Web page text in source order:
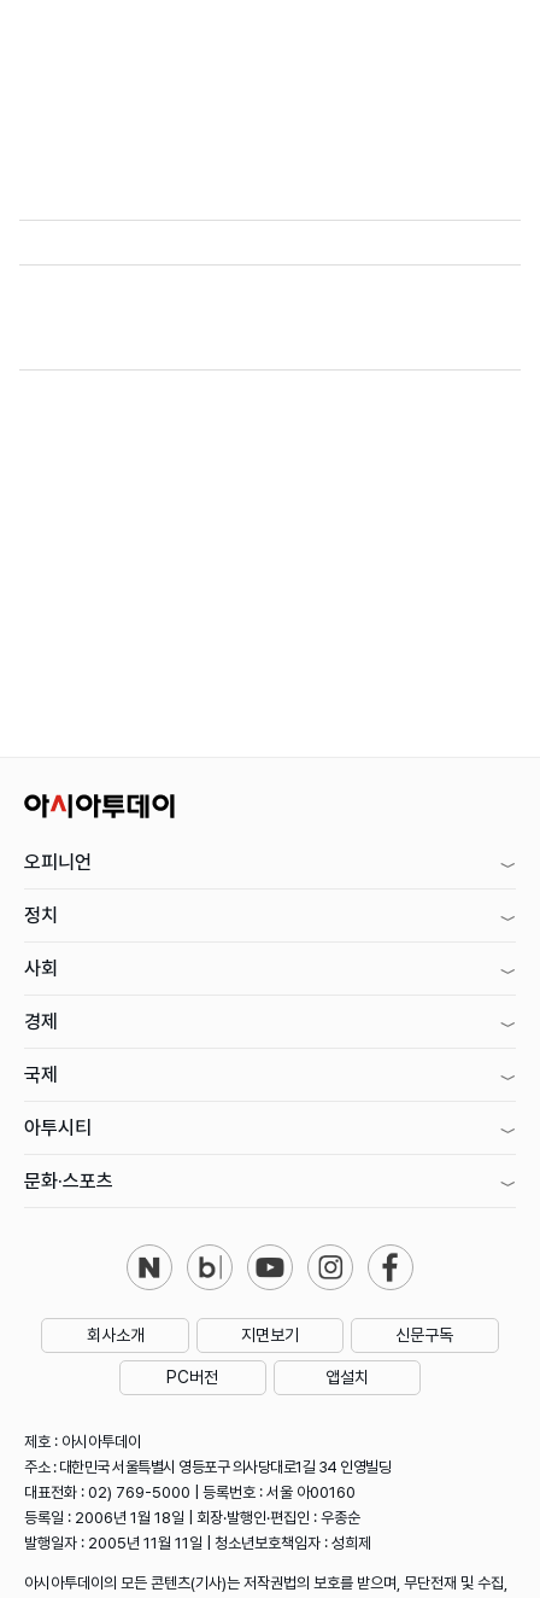
오피니언
정치
사회
경제
국제
아투시티
문화·스포츠
회사소개 지면보기 신문구독
PC버전 앱설치
제호 : 아시아투데이
주소 : 대한민국 서울특별시 영등포구 의사당대로1길 34 인영빌딩
대표전화 : 02) 769-5000 | 등록번호 : 서울 아00160
등록일 : 2006년 1월 18일 | 회장·발행인·편집인 : 우종순
발행일자 : 2005년 11월 11일 | 청소년보호책임자 : 성희제
아시아투데이의 모든 콘텐츠(기사)는 저작권법의 보호를 받으며, 무단전재 및 수집,